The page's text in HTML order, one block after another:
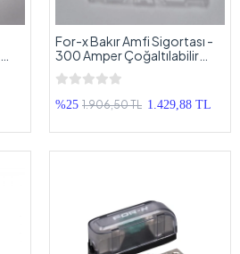
For-x Bakır Amfi Sigortası -
300 Amper Çoğaltılabilir
Seramik Anfi Sigortası
%25 1.906,50 TL 1.429,88 TL